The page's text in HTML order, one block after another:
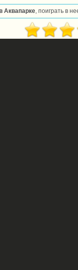
Аквапарке, поиграть в